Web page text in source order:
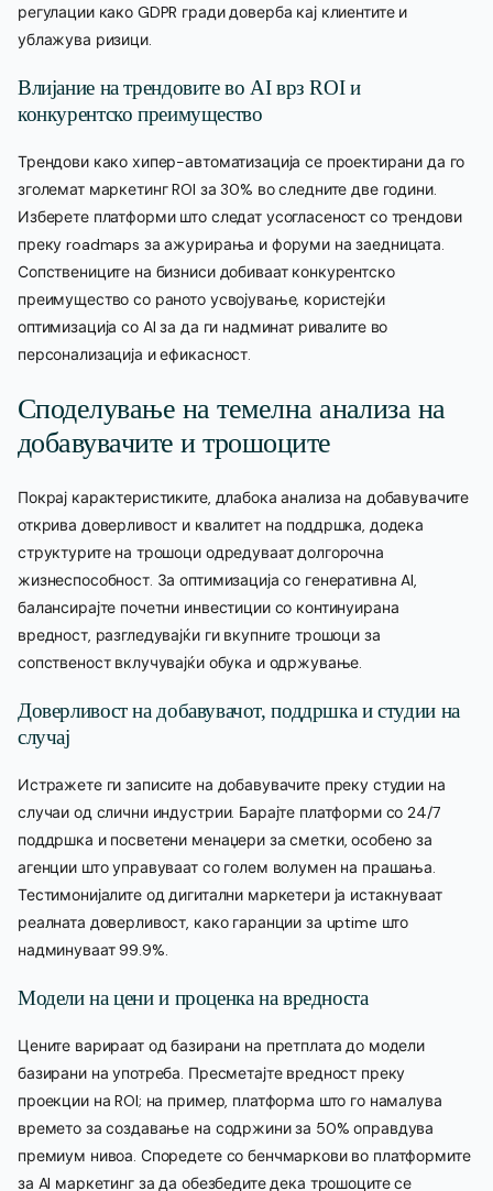
регулации како GDPR гради доверба кај клиентите и
ублажува ризици.
Влијание на трендовите во AI врз ROI и
конкурентско преимущество
Трендови како хипер-автоматизација се проектирани да го
зголемат маркетинг ROI за 30% во следните две години.
Изберете платформи што следат усогласеност со трендови
преку roadmaps за ажурирања и форуми на заедницата.
Сопствениците на бизниси добиваат конкурентско
преимущество со раното усвојување, користејќи
оптимизација со AI за да ги надминат ривалите во
персонализација и ефикасност.
Споделување на темелна анализа на
добавувачите и трошоците
Покрај карактеристиките, длабока анализа на добавувачите
открива доверливост и квалитет на поддршка, додека
структурите на трошоци одредуваат долгорочна
жизнеспособност. За оптимизација со генеративна AI,
балансирајте почетни инвестиции со континуирана
вредност, разгледувајќи ги вкупните трошоци за
сопственост вклучувајќи обука и одржување.
Доверливост на добавувачот, поддршка и студии на
случај
Истражете ги записите на добавувачите преку студии на
случаи од слични индустрии. Барајте платформи со 24/7
поддршка и посветени менаџери за сметки, особено за
агенции што управуваат со голем волумен на прашања.
Тестимонијалите од дигитални маркетери ја истакнуваат
реалната доверливост, како гаранции за uptime што
надминуваат 99.9%.
Модели на цени и проценка на вредноста
Цените варираат од базирани на претплата до модели
базирани на употреба. Пресметајте вредност преку
проекции на ROI; на пример, платформа што го намалува
времето за создавање на содржини за 50% оправдува
премиум нивоа. Споредете со бенчмаркови во платформите
за AI маркетинг за да обезбедите дека трошоците се